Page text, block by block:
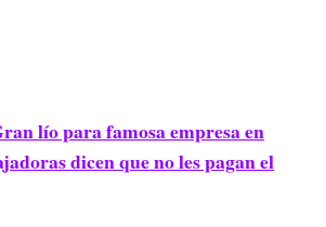
lío para famosa empresa en
dicen que no les pagan el